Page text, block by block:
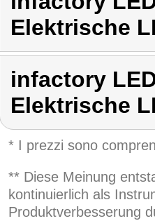
Elektrische
infactory
Elektrische
* I prezzi sono
** Diese Meinung
kontinuierlich als
Produktverbesserung